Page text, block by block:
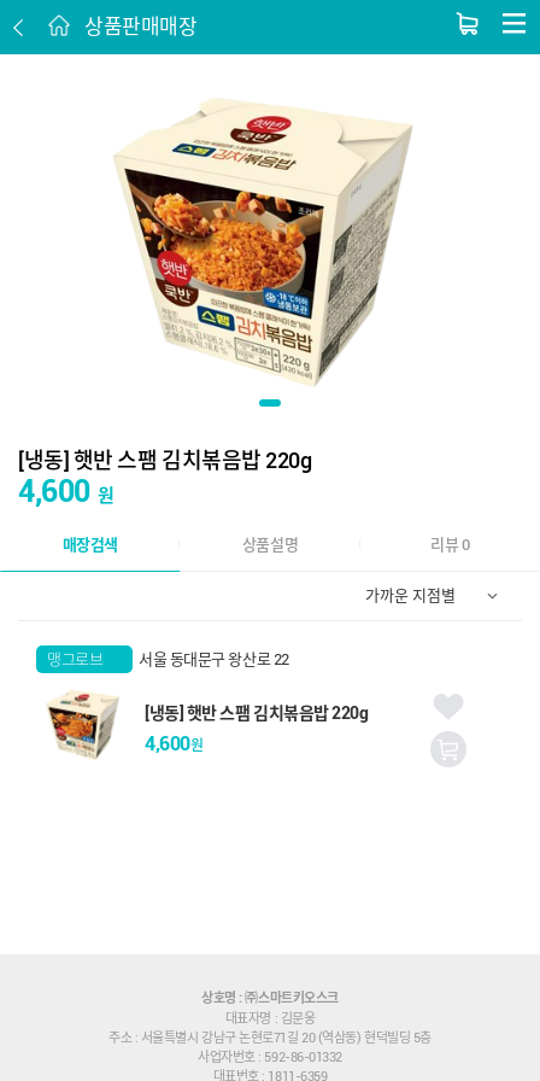
상품판매매장
[냉동] 햇반 스팸 김치볶음밥 220g
4,600 원
매장검색 상품설명 리뷰 0
맹그로브
신설점
서울 동대문구 왕산로 22
[냉동] 햇반 스팸 김치볶음밥 220g
4,600원
상호명 : ㈜스마트키오스크
대표자명 : 김문웅
주소 : 서울특별시 강남구 논현로71길 20 (역삼동) 현덕빌딩 5층
사업자번호 : 592-86-01332
대표번호 : 1811-6359